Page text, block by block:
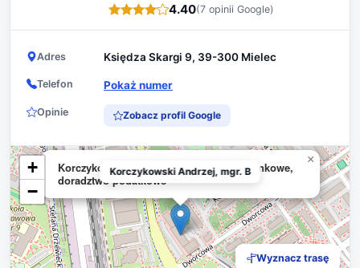
4.40(7 opinii Google)
Adres Księdza Skargi 9, 39-300 Mielec
Telefon Pokaż numer
Opinie Zobacz profil Google
Korczykowski Andrzej, mgr. Biuro rachunkowe,
doradztwo podatkowe
×
+
−
Korczykowski Andrzej, mgr. B
Wyznacz trasę